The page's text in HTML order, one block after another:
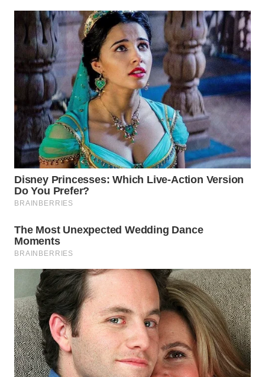
WN
NATUNA
WN
BINTAN
WN
MANDALIKA
WN
LIKUPANG
WN
LABUANBAJO
WN
BORNEO
Group
WAHANA
NEWS
WAHANA